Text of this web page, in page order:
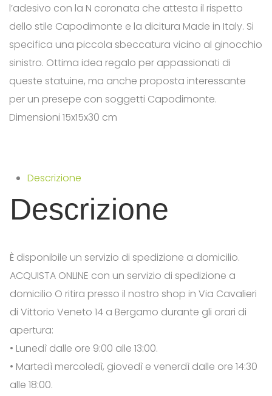
l’adesivo con la N coronata che attesta il rispetto
dello stile Capodimonte e la dicitura Made in Italy. Si
specifica una piccola sbeccatura vicino al ginocchio
sinistro. Ottima idea regalo per appassionati di
queste statuine, ma anche proposta interessante
per un presepe con soggetti Capodimonte.
Dimensioni 15x15x30 cm
Descrizione
Descrizione
È disponibile un servizio di spedizione a domicilio.
ACQUISTA ONLINE con un servizio di spedizione a
domicilio O ritira presso il nostro shop in Via Cavalieri
di Vittorio Veneto 14 a Bergamo durante gli orari di
apertura:
• Lunedì dalle ore 9:00 alle 13:00.
• Martedì mercoledì, giovedì e venerdì dalle ore 14:30
alle 18:00.